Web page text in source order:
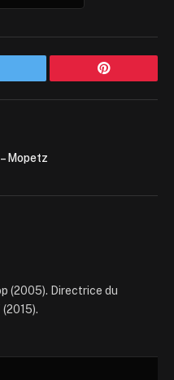
Pinterest
Mopetz
(2005). Directrice du
(2015).